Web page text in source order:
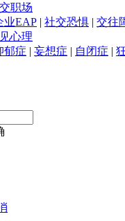
职场
业EAP | 社交恐惧 | 交往
心理
郁症 | 妄想症 | 自闭症 |